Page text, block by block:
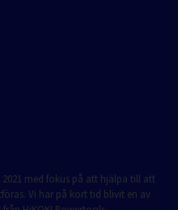
med fokus på att hjälpa till att
Vi har på kort tid blivit en av